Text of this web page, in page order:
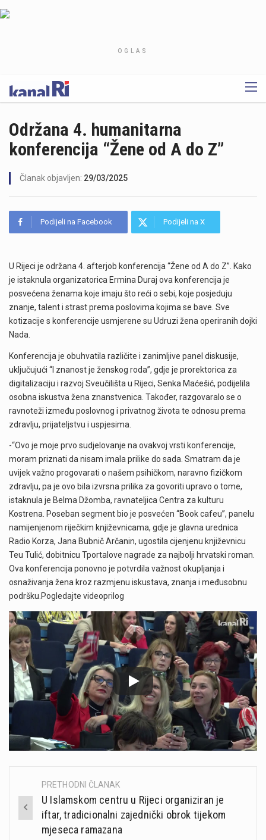
OGLAS
Održana 4. humanitarna
konferencija “Žene od A do Z”
Članak objavljen: 29/03/2025
Podijeli na Facebook Podijeli na X
U Rijeci je održana 4. afterjob konferencija “Žene od A do Z”. Kako
je istaknula organizatorica Ermina Duraj ova konferencija je
posvećena ženama koje imaju što reći o sebi, koje posjeduju
znanje, talent i strast prema poslovima kojima se bave. Sve
kotizacije s konferencije usmjerene su Udruzi žena operiranih dojki
Nada.​
Konferencija je obuhvatila različite i zanimljive panel diskusije,
uključujući “I znanost je ženskog roda”, gdje je prorektorica za
digitalizaciju i razvoj Sveučilišta u Rijeci, Senka Maćešić, podijelila
osobna iskustva žena znanstvenica. Također, razgovaralo se o
ravnoteži između poslovnog i privatnog života te odnosu prema
zdravlju, prijateljstvu i uspjesima.
-“Ovo je moje prvo sudjelovanje na ovakvoj vrsti konferencije,
moram priznati da nisam imala prilike do sada. Smatram da je
uvijek važno progovarati o našem psihičkom, naravno fizičkom
zdravlju, pa je ovo bila izvrsna prilika za govoriti upravo o tome,
istaknula je Belma Džomba, ravnateljica Centra za kulturu
Kostrena. Poseban segment bio je posvećen “Book cafeu”, panelu
namijenjenom riječkim književnicama, gdje je glavna urednica
Radio Korza, Jana Bubnič Arčanin, ugostila cijenjenu književnicu
Teu Tulić, dobitnicu Tportalove nagrade za najbolji hrvatski roman.​
Ova konferencija ponovno je potvrdila važnost okupljanja i
osnaživanja žena kroz razmjenu iskustava, znanja i međusobnu
podršku.Pogledajte videoprilog
Post
navigation
PRETHODNI ČLANAK
U Islamskom centru u Rijeci organiziran je
iftar, tradicionalni zajednički obrok tijekom
mjeseca ramazana